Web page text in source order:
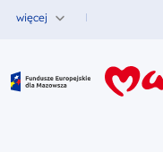
więcej
Fundusze Europejskie